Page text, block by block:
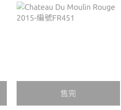
售完